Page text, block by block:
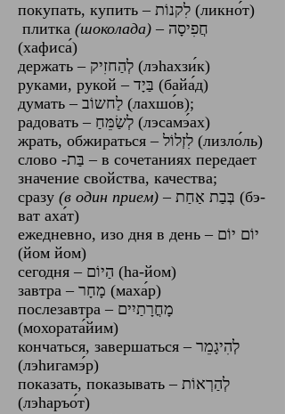
покупать, купить ‎–‎ לִקנוֹת (ликно́т)
плитка (шоколада) – חֲפִיסָה
(хафиса́)
держать – לְהַחזִיק (лэhахзи́к)
руками, рукой – בַּיָד (байа́д)
думать – לַחשוֹב (лахшо́в);
радовать – לְשַׂמֵּחַ (лэсамэ́ах)
жрать, обжираться – לִזְלוֹל (лизло́ль)
слово -בַּת‎ –‎ в сочетаниях передает
значение свойства, качества;
сразу (в один прием) ‎–‎ בְּבַת אַחַת (бэ-
ват аха́т)
ежедневно, изо дня в день ‎–‎ יוֹם יוֹם
(йом йом)
сегодня ‎–‎ הַיוֹם‏ (hа-йом)
завтра ‎–‎ מָחָר‏ (маха́р)
послезавтра – מָחֳרָתַיִים
(мохората́йим)
кончаться, завершаться – לְהִיגָמֵר
(лэhигамэ́р)
показать, показывать – לְהַרְאוֹת
(лэhаръо́т)